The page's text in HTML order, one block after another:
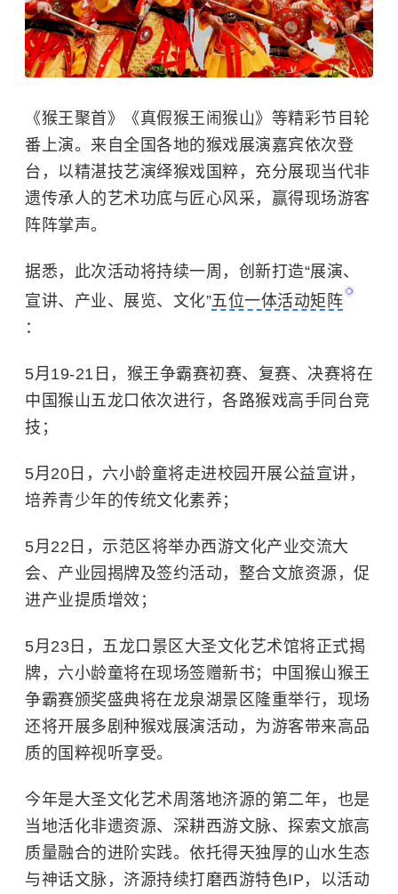
《猴王聚首》《真假猴王闹猴山》等精彩节目轮
番上演。来自全国各地的猴戏展演嘉宾依次登
台，以精湛技艺演绎猴戏国粹，充分展现当代非
遗传承人的艺术功底与匠心风采，赢得现场游客
阵阵掌声。
据悉，此次活动将持续一周，创新打造“展演、
宣讲、产业、展览、文化”五位一体活动矩阵
：
5月19-21日，猴王争霸赛初赛、复赛、决赛将在
中国猴山五龙口依次进行，各路猴戏高手同台竞
技；
5月20日，六小龄童将走进校园开展公益宣讲，
培养青少年的传统文化素养；
5月22日，示范区将举办西游文化产业交流大
会、产业园揭牌及签约活动，整合文旅资源，促
进产业提质增效；
5月23日，五龙口景区大圣文化艺术馆将正式揭
牌，六小龄童将在现场签赠新书；中国猴山猴王
争霸赛颁奖盛典将在龙泉湖景区隆重举行，现场
还将开展多剧种猴戏展演活动，为游客带来高品
质的国粹视听享受。
今年是大圣文化艺术周落地济源的第二年，也是
当地活化非遗资源、深耕西游文脉、探索文旅高
质量融合的进阶实践。依托得天独厚的山水生态
与神话文脉，济源持续打磨西游特色IP，以活动